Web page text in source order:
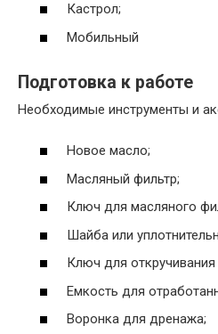
Кастрол;
Мобильный
Подготовка к работе
Необходимые инструменты и
Новое масло;
Масляный фильтр;
Ключ для масляного
Шайба или
Ключ для
Емкость для
Воронка для дренажа;